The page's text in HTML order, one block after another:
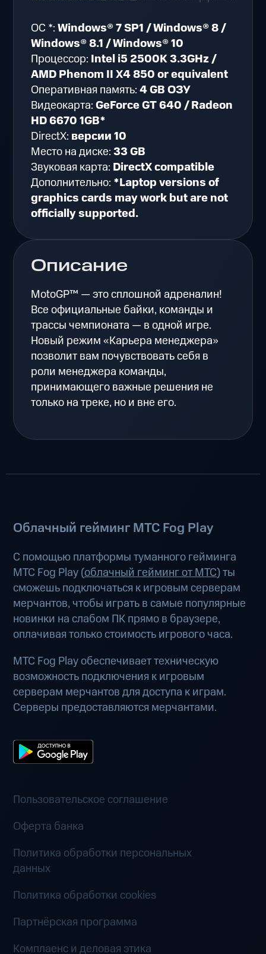
Описание
MotoGP™ — это сплошной адреналин!
Все официальные байки, команды и
трассы чемпионата — в одной игре.
Новый режим «Карьера менеджера»
позволит вам почувствовать себя в
роли менеджера команды,
принимающего важные решения не
только на треке, но и вне его.
ОС *:Windows® 7 SP1 / Windows® 8 /
Windows® 8.1 / Windows® 10
Процессор: Intel i5 2500K 3.3GHz /
AMD Phenom II X4 850 or equivalent
Оперативная память:4 GB ОЗУ
Видеокарта:GeForce GT 640 / Radeon
HD 6670 1GB*
DirectX: версии 10
Место на диске:33 GB
Звуковая карта: DirectX compatible
Дополнительно: *Laptop versions of
graphics cards may work but are not
officially supported.
Облачный гейминг МТС Fog Play
С помощью платформы туманного гейминга
МТС Fog Play (облачный гейминг от МТС) ты
сможешь подключаться к игровым серверам
мерчантов, чтобы играть в самые популярные
новинки на слабом ПК прямо в браузере,
оплачивая только стоимость игрового часа.
МТС Fog Play обеспечивает техническую
возможность подключения к игровым
серверам мерчантов для доступа к играм.
Серверы предоставляются мерчантами.
Пользовательское соглашение
Оферта банка
Политика обработки персональных
данных
Политика обработки cookies
Партнёрская программа
Комплаенс и деловая этика